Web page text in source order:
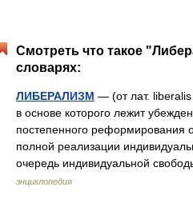
Смотреть что такое
словарях:
ЛИБЕРАЛИЗМ — (от лат.
в основе которого лежит
постепенного реформирования
полной реализации
очередь индивидуальной
энциклопедия